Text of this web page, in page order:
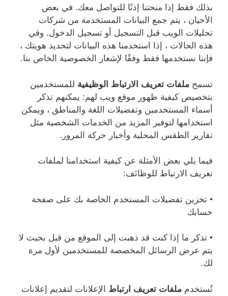
بذلك فقط إذا منحتنا إذنًا للتواصل معك. في بعض
الأحيان ، يتم جمع البيانات المستخدمة من شركات
تحليلات الويب قبل التسجيل أو تسجيل الدخول. وفي
هذه الحالات ، إذا استخدمنا هذه البيانات لتحديد هويتك ،
فإننا نستخدمها فقط وفقًا لإشعار الخصوصية الخاص بنا.
تسمح ملفات تعريف الارتباط الوظيفية للمستخدمين
بتخصيص كيفية ظهور موقع ويب لهم: يمكنهم تذكر
أسماء المستخدمين وتفضيلات اللغة والمناطق ، ويمكن
استخدامها لتوفير المزيد من الخدمات الشخصية مثل
تقارير الطقس المحلية وأخبار حركة المرور.
فيما يلي بعض الأمثلة عن كيفية استخدامنا لملفات
تعريف الارتباط للوظائف:
• تخزين تفضيلات المستخدم الخاصة بك على صفحة
حسابك
• تذكر ما إذا كنت قد ذهبت إلى الموقع من قبل بحيث لا
يتم عرض الرسائل المخصصة للمستخدمين لأول مرة
لك.
تُستخدم ملفات تعريف ارتباط الإعلانات لتقديم إعلانات